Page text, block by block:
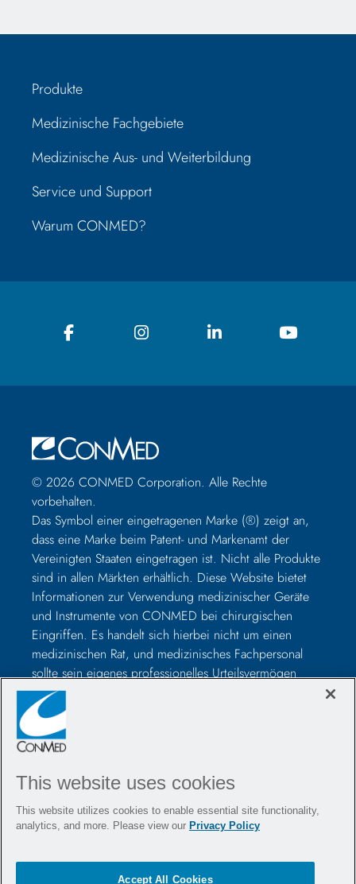
Produkte
Medizinische Fachgebiete
Medizinische Aus- und Weiterbildung
Service und Support
Warum CONMED?
© 2026 CONMED Corporation. Alle Rechte
vorbehalten.
Das Symbol einer eingetragenen Marke (®) zeigt an,
dass eine Marke beim Patent- und Markenamt der
Vereinigten Staaten eingetragen ist. Nicht alle Produkte
sind in allen Märkten erhältlich. Diese Website bietet
Informationen zur Verwendung medizinischer Geräte
und Instrumente von CONMED bei chirurgischen
Eingriffen. Es handelt sich hierbei nicht um einen
medizinischen Rat, und medizinisches Fachpersonal
sollte sein eigenes professionelles Urteilsvermögen
nutzen, bevor es zur Behandlung eines bestimmten
Patienten verwendet wird. Medizinisches Fachpersonal
sollte vor der Operation in der Verwendung solcher
Geräte geschult werden und vor der Verwendung eines
Produktetikett und/oder die Gebrauchsanweisung,
einschließlich der Anweisungen zur Reinigung und
Sterilisation (falls zutreffend), lesen.
Kontaktieren Sie uns Stellenangebote
This website uses cookies
This website utilizes cookies to enable essential site functionality,
analytics, and more. Please view our Privacy Policy
Accept All Cookies